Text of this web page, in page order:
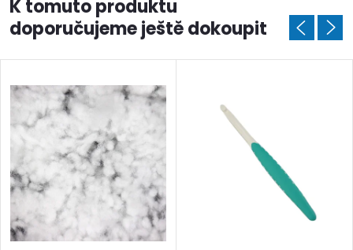
K tomuto produktu
doporučujeme ještě dokoupit
Doprava a platby Prodejna Blog a návody